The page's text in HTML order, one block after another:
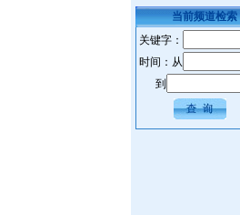
当前频道检索
关键字：
时间：从
到